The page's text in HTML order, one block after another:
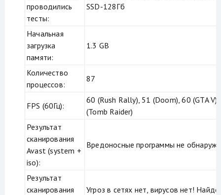
проводились
тесты:
SSD-128Гб
Начальная
загрузка
памяти:
1.3 GB
Количество
процессов:
87
FPS (60Гц):
60 (Rush Rally), 51 (Doom), 60 (GTA
(Tomb Raider)
Результат
сканирования
Avast (system +
iso):
Вредоносные программы не
Результат
сканирования
Угроз в сетях нет, вирусов нет!